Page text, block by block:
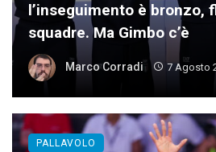
l’inseguimento è bronzo,
squadre. Ma Gimbo c’è
Marco Corradi 7 Agosto
PALLAVOLO